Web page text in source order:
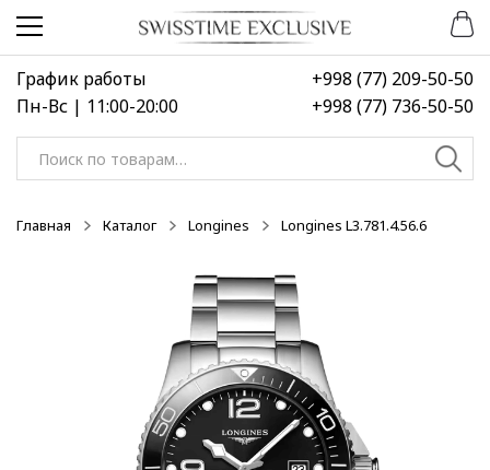
Перейти
навигации
Перейти
содержимому
График работы
Пн-Вс | 11:00-20:00
+998 (77) 209-50-50
+998 (77) 736-50-50
Искать:
Главная Каталог Longines Longines L3.781.4.56.6